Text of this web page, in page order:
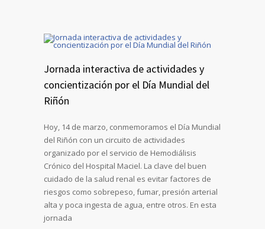
Jornada interactiva de actividades y
concientización por el Día Mundial del
Riñón
Hoy, 14 de marzo, conmemoramos el Día Mundial
del Riñón con un circuito de actividades
organizado por el servicio de Hemodiálisis
Crónico del Hospital Maciel. La clave del buen
cuidado de la salud renal es evitar factores de
riesgos como sobrepeso, fumar, presión arterial
alta y poca ingesta de agua, entre otros. En esta
jornada